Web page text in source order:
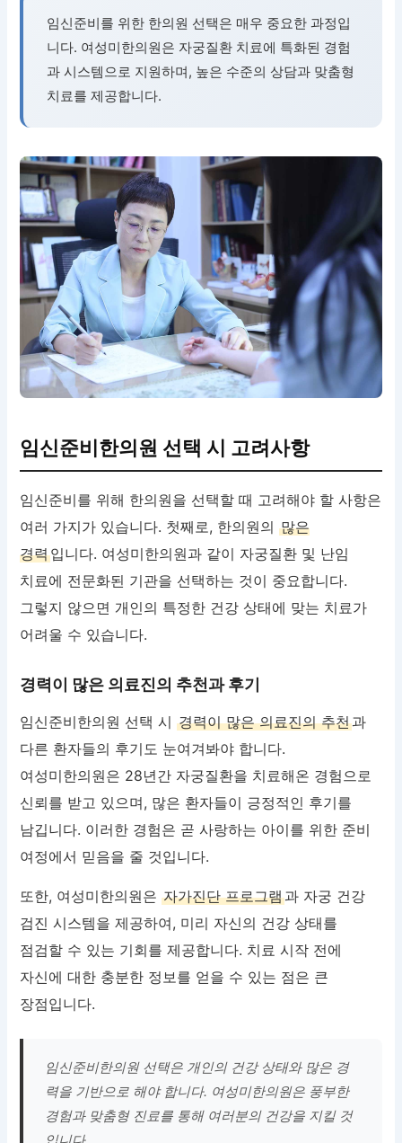
임신준비를 위한 한의원 선택은 매우 중요한 과정입
니다. 여성미한의원은 자궁질환 치료에 특화된 경험
과 시스템으로 지원하며, 높은 수준의 상담과 맞춤형
치료를 제공합니다.
임신준비한의원 선택 시 고려사항
임신준비를 위해 한의원을 선택할 때 고려해야 할 사항은
여러 가지가 있습니다. 첫째로, 한의원의많은
경력입니다. 여성미한의원과 같이 자궁질환 및 난임
치료에 전문화된 기관을 선택하는 것이 중요합니다.
그렇지 않으면 개인의 특정한 건강 상태에 맞는 치료가
어려울 수 있습니다.
경력이 많은 의료진의 추천과 후기
임신준비한의원 선택 시경력이 많은 의료진의 추천과
다른 환자들의 후기도 눈여겨봐야 합니다.
여성미한의원은 28년간 자궁질환을 치료해온 경험으로
신뢰를 받고 있으며, 많은 환자들이 긍정적인 후기를
남깁니다. 이러한 경험은 곧 사랑하는 아이를 위한 준비
여정에서 믿음을 줄 것입니다.
또한, 여성미한의원은자가진단 프로그램과 자궁 건강
검진 시스템을 제공하여, 미리 자신의 건강 상태를
점검할 수 있는 기회를 제공합니다. 치료 시작 전에
자신에 대한 충분한 정보를 얻을 수 있는 점은 큰
장점입니다.
임신준비한의원 선택은 개인의 건강 상태와 많은 경
력을 기반으로 해야 합니다. 여성미한의원은 풍부한
경험과 맞춤형 진료를 통해 여러분의 건강을 지킬 것